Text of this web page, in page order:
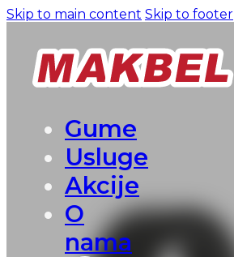
Skip to main content Skip to footer
Gume
Usluge
Akcije
O
nama